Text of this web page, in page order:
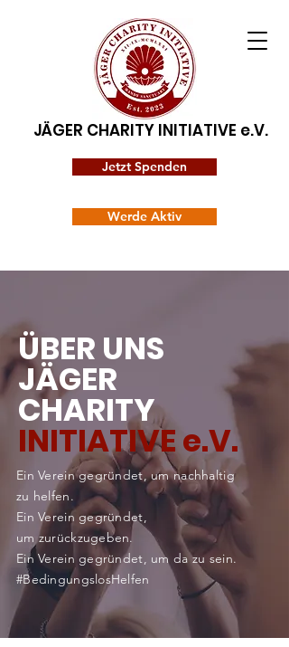
Jetzt Spenden
JÄGER CHARITY INITIATIVE e.V.
Werde Aktiv
ÜBER UNS
JÄGER
CHARITY
INITIATIVE e.V.
Ein Verein gegründet, um nachhaltig
zu helfen.
Ein Verein gegründet,
umzurückzugeben.
Ein Verein gegründet, um da zu sein.
#BedingungslosHelfen